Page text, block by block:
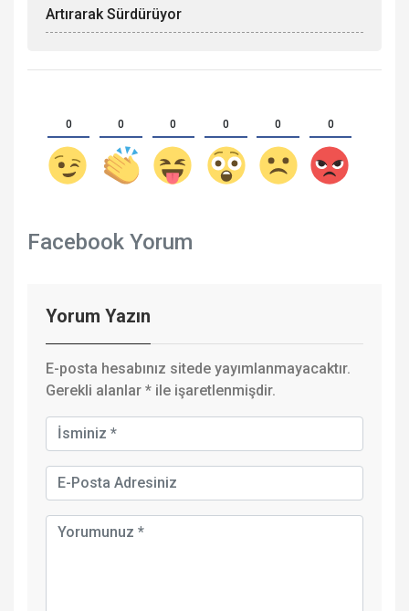
Artırarak Sürdürüyor
0 0 0 0 0 0
Facebook Yorum
Yorum Yazın
E-posta hesabınız sitede yayımlanmayacaktır.
Gerekli alanlar * ile işaretlenmişdir.